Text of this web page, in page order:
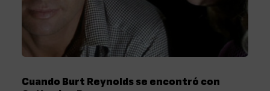
Cuando Burt Reynolds se encontró con